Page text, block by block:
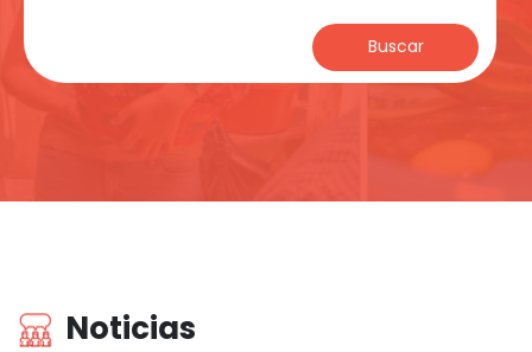
Buscar
Noticias